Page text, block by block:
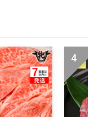
4